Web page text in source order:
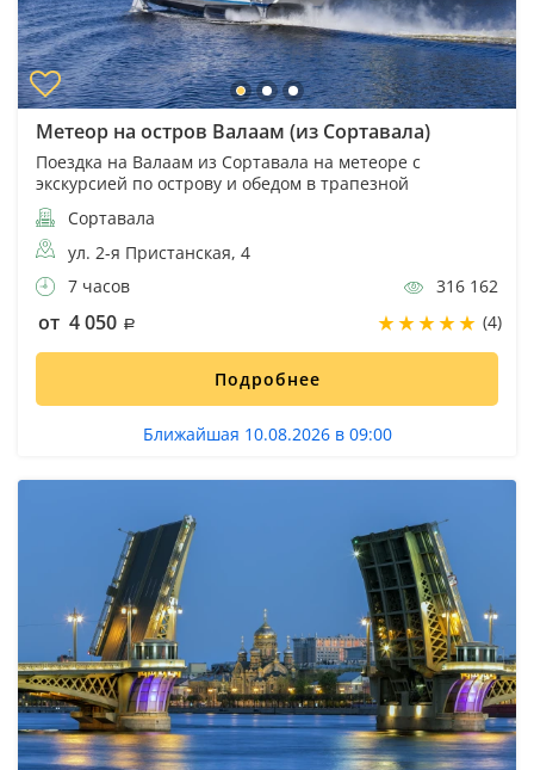
Метеор на остров Валаам (из Сортавала)
Поездка на Валаам из Сортавала на метеоре с
экскурсией по острову и обедом в трапезной
Сортавала
ул. 2-я Пристанская, 4
7 часов
316 162
от 4 050 (4)
Подробнее
Ближайшая 10.08.2026 в 09:00